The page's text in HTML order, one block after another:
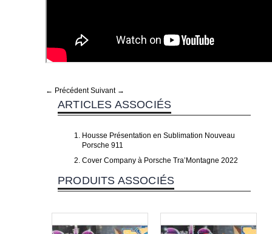
← Précédent Suivant →
ARTICLES ASSOCIÉS
Housse Présentation en Sublimation Nouveau
Porsche 911
Cover Company à Porsche Tra’Montagne 2022
PRODUITS ASSOCIÉS